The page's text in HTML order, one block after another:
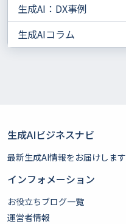
生成AI：DX事例
生成AIコラム
生成AIビジネスナビ
最新生成AI情報をお届けします
インフォメーション
お役立ちブログ一覧
運営者情報